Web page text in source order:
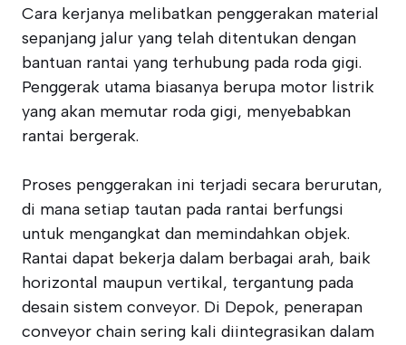
Cara kerjanya melibatkan penggerakan material
sepanjang jalur yang telah ditentukan dengan
bantuan rantai yang terhubung pada roda gigi.
Penggerak utama biasanya berupa motor listrik
yang akan memutar roda gigi, menyebabkan
rantai bergerak.
Proses penggerakan ini terjadi secara berurutan,
di mana setiap tautan pada rantai berfungsi
untuk mengangkat dan memindahkan objek.
Rantai dapat bekerja dalam berbagai arah, baik
horizontal maupun vertikal, tergantung pada
desain sistem conveyor. Di Depok, penerapan
conveyor chain sering kali diintegrasikan dalam